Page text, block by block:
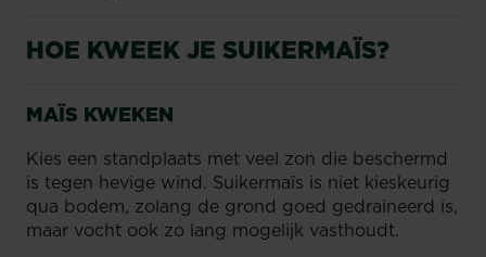
HOE KWEEK JE SUIKERMAÏS?
MAÏS KWEKEN
Kies een standplaats met veel zon die beschermd
is tegen hevige wind. Suikermaïs is niet kieskeurig
qua bodem, zolang de grond goed gedraineerd is,
maar vocht ook zo lang mogelijk vasthoudt.